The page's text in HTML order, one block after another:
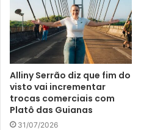
Alliny Serrão diz que fim do
visto vai incrementar
trocas comerciais com
Platô das Guianas
31/07/2026